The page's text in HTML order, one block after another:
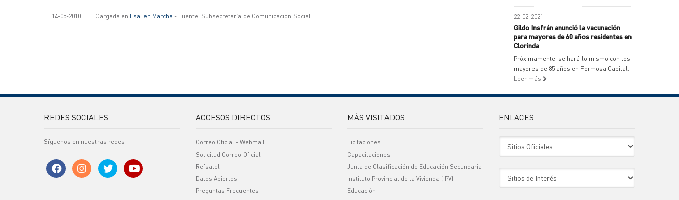
14-05-2010 | Cargada en Fsa. en Marcha - Fuente: Subsecretaría de Comunicación Social 22-02-2021
Gildo Insfrán anunció la vacunación
para mayores de 60 años residentes en
Clorinda
Próximamente, se hará lo mismo con los
mayores de 85 años en Formosa Capital.
Leer más
REDES SOCIALES
Síguenos en nuestras redes
ACCESOS DIRECTOS
Correo Oficial - Webmail
Solicitud Correo Oficial
Refsatel
Datos Abiertos
Preguntas Frecuentes
MÁS VISITADOS
Licitaciones
Capacitaciones
Junta de Clasificación de Educación Secundaria
Instituto Provincial de la Vivienda (IPV)
Educación
ENLACES